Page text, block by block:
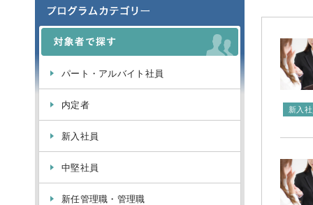
パート・アルバイト社員
内定者
新入社員
中堅社員
新任管理職・管理職
新入